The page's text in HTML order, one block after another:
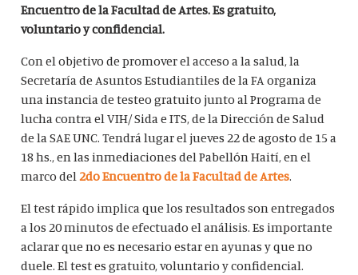
Encuentro de la Facultad de Artes. Es gratuito,
voluntario y confidencial.
Con el objetivo de promover el acceso a la salud, la
Secretaría de Asuntos Estudiantiles de la FA organiza
una instancia de testeo gratuito junto al Programa de
lucha contra el VIH/ Sida e ITS, de la Dirección de Salud
de la SAE UNC. Tendrá lugar el jueves 22 de agosto de 15 a
18 hs., en las inmediaciones del Pabellón Haití, en el
marco del2do Encuentro de la Facultad de Artes.
El test rápido implica que los resultados son entregados
a los 20 minutos de efectuado el análisis. Es importante
aclarar que no es necesario estar en ayunas y que no
duele. El test es gratuito, voluntario y confidencial.